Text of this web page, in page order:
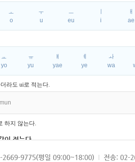
ㅗ
o
ㅜ
u
ㅡ
eu
i
ㅐ
ae
ㅛ
yo
ㅠ
yu
ㅒ
yae
ㅖ
ye
ㅘ
wa
더라도 ui로 적는다.
하지 않는다.
이 적는다.
2669-9775(평일 09:00~18:00) 전송: 02-